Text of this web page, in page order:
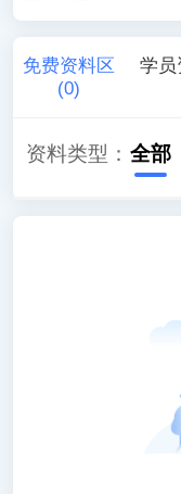
免费资料区
(0)
学员
资料类型： 全部